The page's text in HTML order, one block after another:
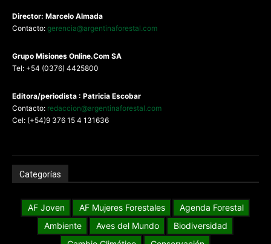
Director: Marcelo Almada
Contacto: gerencia@argentinaforestal.com
Grupo Misiones Online.Com SA
Tel: +54 (0376) 4425800
Editora/periodista : Patricia Escobar
Contacto: redaccion@argentinaforestal.com
Cel: (+54)9 376 15 4 131636
Categorías
AF Joven AF Mujeres Forestales
Agenda Forestal
Ambiente
Aves del Mundo
Biodiversidad